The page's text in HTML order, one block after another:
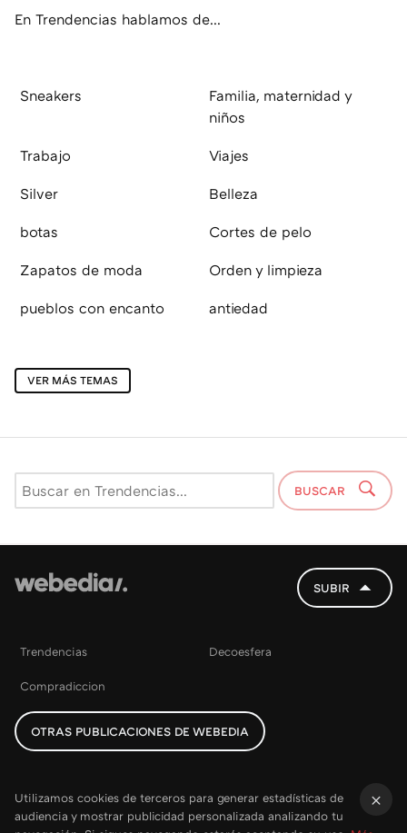
En Trendencias hablamos de...
Sneakers
Familia, maternidad y
niños
Trabajo Viajes
Silver Belleza
botas Cortes de pelo
Zapatos de moda Orden y limpieza
pueblos con encanto antiedad
VER MÁS TEMAS
BUSCAR
SUBIR
Trendencias Decoesfera
Compradiccion
OTRAS PUBLICACIONES DE WEBEDIA
Utilizamos cookies de terceros para generar estadísticas de
audiencia y mostrar publicidad personalizada analizando tu